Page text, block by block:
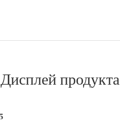
Дисплей продукта